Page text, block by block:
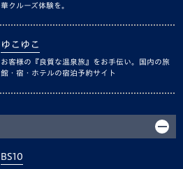
華クルーズ体験を。
ゆこゆこ
お客様の『良質な温泉旅』をお手伝い。国内の旅
館・宿・ホテルの宿泊予約サイト
BS10